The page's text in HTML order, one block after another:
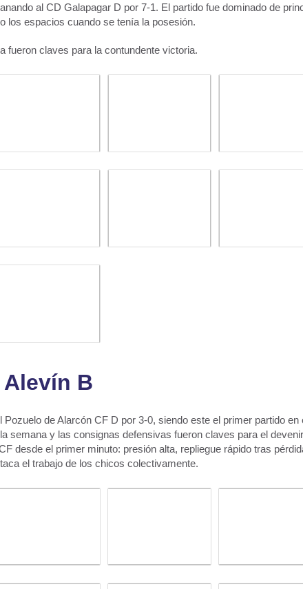
al CD Galapagar D por 7-1. El partido fue dominado de
los espacios cuando se tenía la posesión.
fueron claves para la contundente victoria.
Alevín B
de Alarcón CF D por 3-0, siendo este el primer partido en
semana y las consignas defensivas fueron claves para el
desde el primer minuto: presión alta, repliegue rápido tras
el trabajo de los chicos colectivamente.